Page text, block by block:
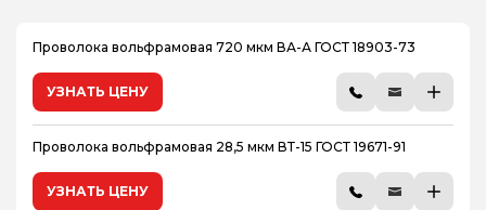
Проволока вольфрамовая 720 мкм ВА-А ГОСТ 18903-73
УЗНАТЬ ЦЕНУ
Проволока вольфрамовая 28,5 мкм ВТ-15 ГОСТ 19671-91
УЗНАТЬ ЦЕНУ